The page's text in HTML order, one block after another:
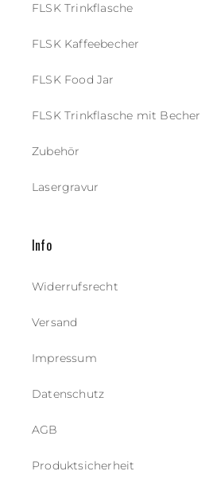
FLSK Trinkflasche
FLSK Kaffeebecher
FLSK Food Jar
FLSK Trinkflasche mit Becher
Zubehör
Lasergravur
Info
Widerrufsrecht
Versand
Impressum
Datenschutz
AGB
Produktsicherheit